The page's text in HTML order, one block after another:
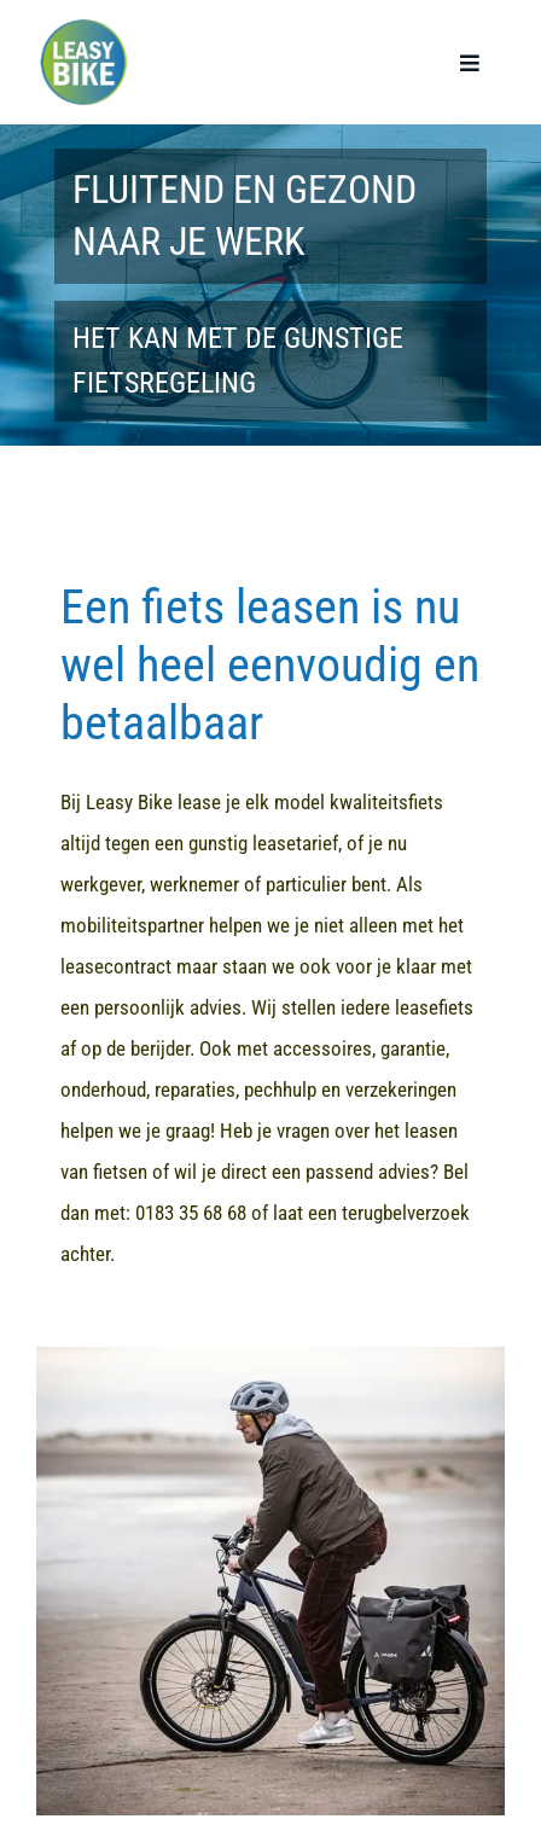
Toggle
Home
Werknemers
Werkgevers
Privé lease
Modellen
Contact
FLUITEND EN GEZOND
NAAR JE WERK
HET KAN MET DE GUNSTIGE
FIETSREGELING
Een fiets leasen is nu
wel heel eenvoudig en
betaalbaar
Bij Leasy Bike lease je elk model kwaliteitsfiets
altijd tegen een gunstig leasetarief, of je nu
werkgever, werknemer of particulier bent. Als
mobiliteitspartner helpen we je niet alleen met het
leasecontract maar staan we ook voor je klaar met
een persoonlijk advies. Wij stellen iedere leasefiets
af op de berijder. Ook met accessoires, garantie,
onderhoud, reparaties, pechhulp en verzekeringen
helpen we je graag! Heb je vragen over het leasen
van fietsen of wil je direct een passend advies? Bel
dan met: 0183 35 68 68of laat een terugbelverzoek
achter.